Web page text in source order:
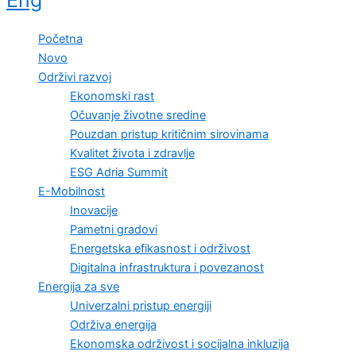
Početna
Novo
Održivi razvoj
Ekonomski rast
Očuvanje životne sredine
Pouzdan pristup kritičnim sirovinama
Kvalitet života i zdravlje
ESG Adria Summit
E-Mobilnost
Inovacije
Pametni gradovi
Energetska efikasnost i održivost
Digitalna infrastruktura i povezanost
Energija za sve
Univerzalni pristup energiji
Održiva energija
Ekonomska održivost i socijalna inkluzija